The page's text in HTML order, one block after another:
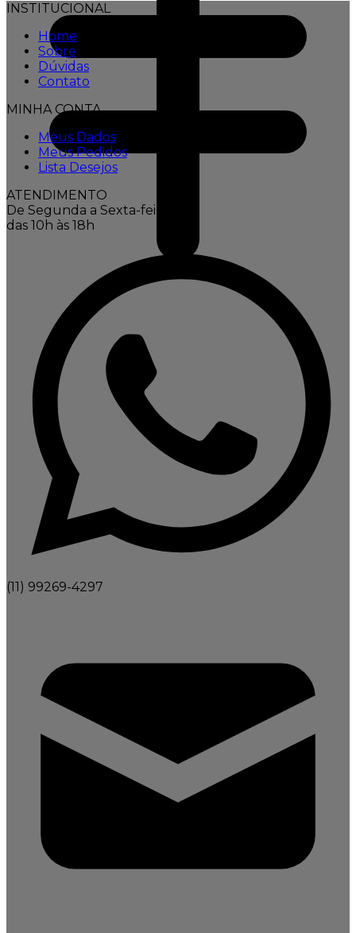
INSTITUCIONAL
Home
Sobre
Dúvidas
Contato
MINHA CONTA
Meus Dados
Meus Pedidos
Lista Desejos
ATENDIMENTO
De Segunda a Sexta-feira,
das 10h às 18h
(11) 99269-4297